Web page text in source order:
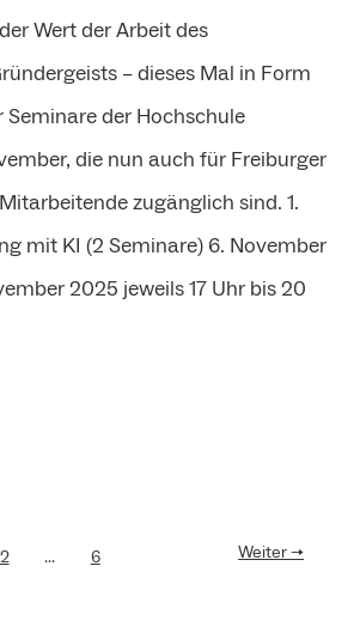
Wert der Arbeit des
– dieses Mal in Form
Seminare der Hochschule
die nun auch für Freiburger
zugänglich sind. 1.
mit KI (2 Seminare) 6. November
2025 jeweils 17 Uhr bis 20
2 … 6 Weiter→